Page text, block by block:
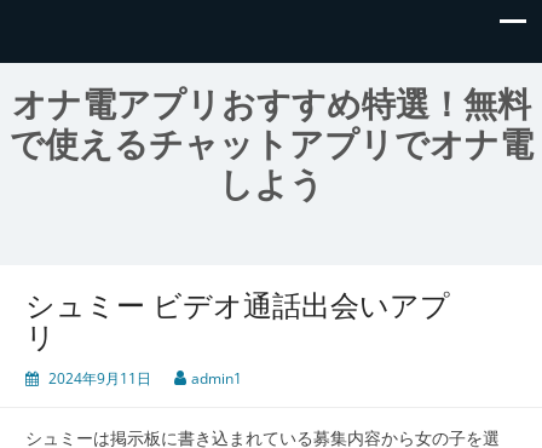
オナ電アプリおすすめ特選！無料
で使えるチャットアプリでオナ電
しよう
シュミー ビデオ通話出会いアプ
リ
2024年9月11日 admin1
シュミーは掲示板に書き込まれている募集内容から女の子を選